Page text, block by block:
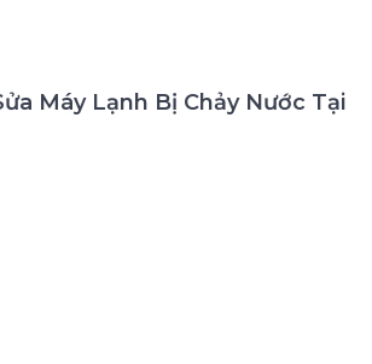
Máy Lạnh Bị Chảy Nước Tại